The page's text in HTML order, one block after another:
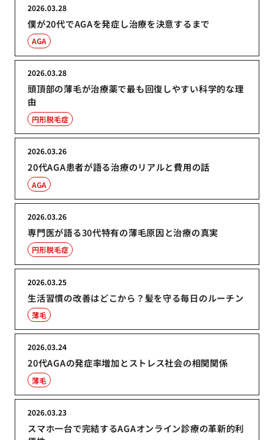
僕が20代でAGAを発症し治療を決意するまで
2026.03.28
AGA
頭頂部の薄毛が治療薬で最も回復しやすい科学的な理
由
2026.03.28
円形脱毛症
20代AGA患者が語る治療のリアルと費用の話
2026.03.26
AGA
専門医が語る30代特有の薄毛原因と治療の真実
2026.03.26
円形脱毛症
生活習慣の改善はどこから？髪を守る毎日のルーチン
2026.03.25
薄毛
20代AGAの発症率増加とストレス社会の相関関係
2026.03.24
薄毛
スマホ一台で完結するAGAオンライン診療の革新的利
2026.03.23